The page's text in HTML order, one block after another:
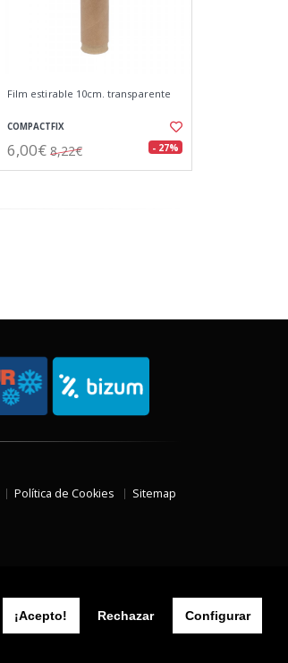
¡Acepto! Rechazar Configurar
Film estirable 10cm. transparente
COMPACTFIX
6,00€ 8,22€ - 27%
Política de Cookies Sitemap